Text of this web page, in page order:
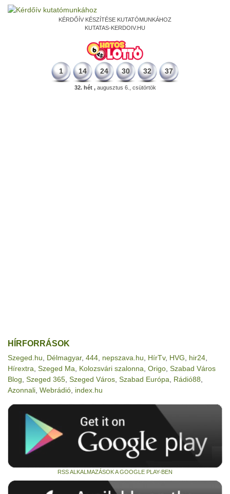
KÉRDŐÍV KÉSZÍTÉSE KUTATÓMUNKÁHOZ
KUTATAS-KERDOIV.HU
1 14 24 30 32 37
32. hét ,augusztus 6., csütörtök
HÍRFORRÁSOK
Szeged.hu Délmagyar, 444 nepszava.hu HírTv, HVG hir24
Hírextra Szeged Ma Kolozsvári szalonna Origo Szabad Város
Blog Szeged 365 Szeged Város Szabad Európa Rádió88
Azonnali Webrádió index.hu
RSS ALKALMAZÁSOK A GOOGLE PLAY-BEN